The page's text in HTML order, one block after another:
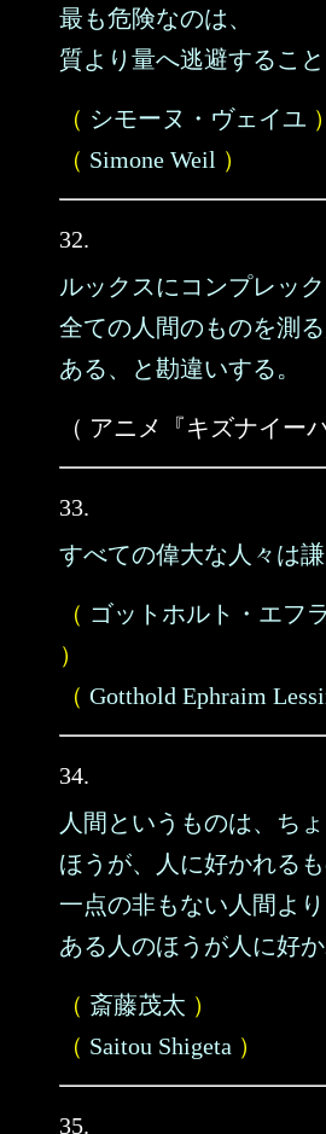
最も危険なのは、
質より量へ逃避すること
（ シモーヌ・ヴェイユ ）
（ Simone Weil ）
32.
ルックスにコンプレッ
全ての人間のものを測
ある、と勘違いする。
（ アニメ『キズナイー
33.
すべての偉大な人々は謙
（ ゴットホルト・エフ
）
（ Gotthold Ephraim
34.
人間というものは、ち
ほうが、人に好かれるも
一点の非もない人間よ
ある人のほうが人に好か
（ 斎藤茂太 ）
（ Saitou Shigeta ）
35.